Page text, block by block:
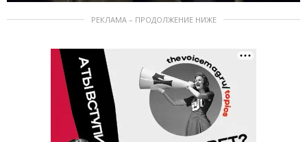
РЕКЛАМА – ПРОДОЛЖЕНИЕ НИЖЕ